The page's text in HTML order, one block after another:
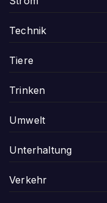
Technik
Tiere
Trinken
Umwelt
Unterhaltung
Verkehr